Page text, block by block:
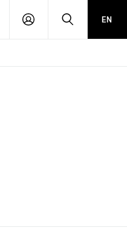
PŘIHLÁSIT HLEDATEN